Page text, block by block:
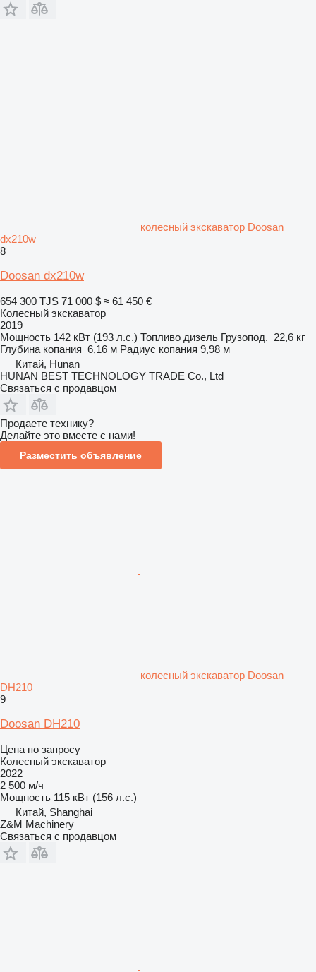
колесный экскаватор Doosan
dx210w
8
Doosan dx210w
654 300 TJS 71 000 $ ≈ 61 450 €
Колесный экскаватор
2019
Мощность 142 кВт (193 л.с.) Топливо дизель Грузопод. 22,6 кг
Глубина копания 6,16 м Радиус копания 9,98 м
Китай, Hunan
HUNAN BEST TECHNOLOGY TRADE Co., Ltd
Связаться с продавцом
Продаете технику?
Делайте это вместе с нами!
Разместить объявление
колесный экскаватор Doosan
DH210
9
Doosan DH210
Цена по запросу
Колесный экскаватор
2022
2 500 м/ч
Мощность 115 кВт (156 л.с.)
Китай, Shanghai
Z&M Machinery
Связаться с продавцом